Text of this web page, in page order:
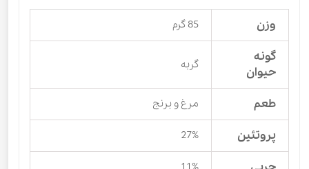
وزن 85 گرم
گونه
حیوان
گربه
طعم مرغ و برنج
پروتئین 27%